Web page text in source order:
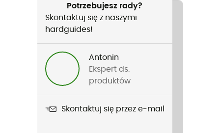
Nazwa produktu
Rotuma 90
Potrzebujesz rady?
Skontaktuj się z naszymi
hardguides!
Antonin
Ekspert ds.
produktów
Skontaktuj się przez e-mail